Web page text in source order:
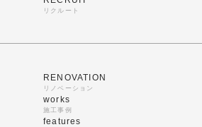
リクルート
RENOVATION
リノベーション
works
施工事例
features